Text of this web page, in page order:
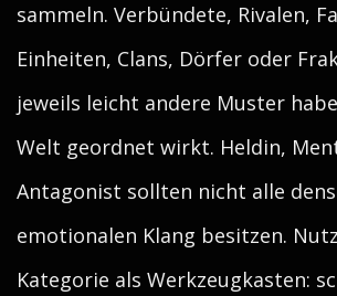
sammeln. Verbündete, Rivalen,
Einheiten, Clans, Dörfer oder
jeweils leicht andere Muster
Welt geordnet wirkt. Heldin,
Antagonist sollten nicht alle
emotionalen Klang besitzen.
Kategorie als Werkzeugkasten: